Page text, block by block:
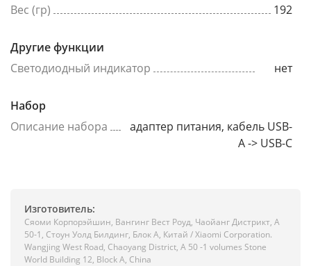
Вес (гр)
192
Другие функции
Светодиодный индикатор
нет
Набор
Описание набора
адаптер питания, кабель USB-
A -> USB-C
Изготовитель:
Сяоми Корпорэйшин, Вангинг Вест Роуд, Чаойанг Дистрикт, А
50-1, Стоун Уолд Билдинг, Блок А, Китай / Xiaomi Corporation.
Wangjing West Road, Chaoyang District, A 50 -1 volumes Stone
World Building 12, Block A, China